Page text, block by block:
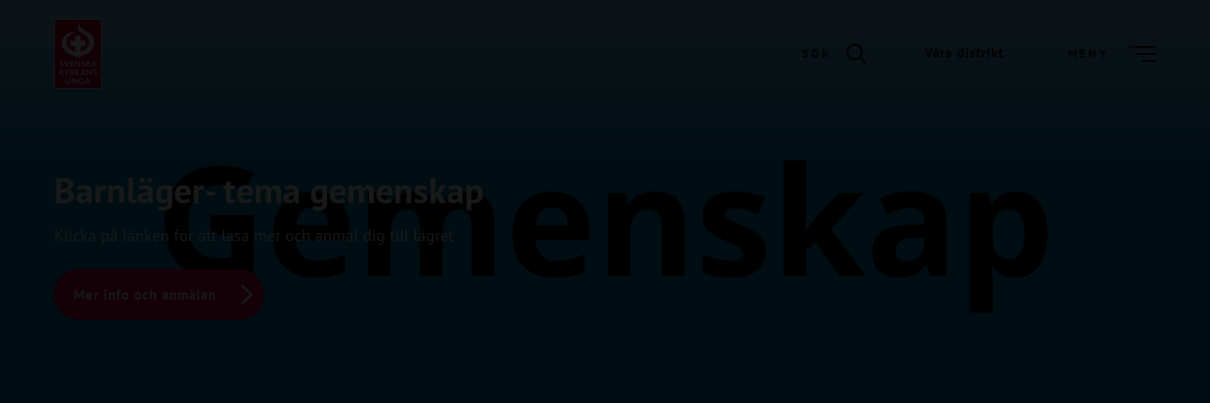
Barnläger- tema gemenskap
Klicka på länken för att läsa mer och anmäl dig till lägret
Mer info och anmälan